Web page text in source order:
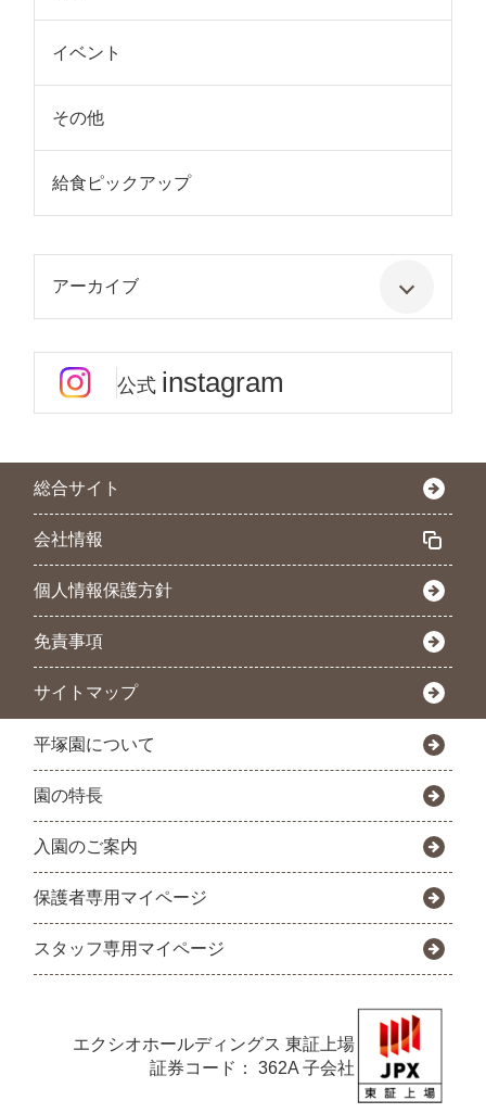
イベント
その他
給食ピックアップ
アーカイブ
公式 instagram
総合サイト
会社情報
個人情報保護方針
免責事項
サイトマップ
平塚園について
園の特長
入園のご案内
保護者専用マイページ
スタッフ専用マイページ
エクシオホールディングス 東証上場
証券コード： 362A 子会社